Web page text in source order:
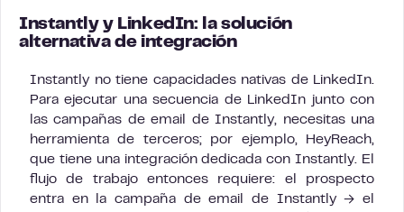
Instantly y LinkedIn: la solución
alternativa de integración
Instantly no tiene capacidades nativas de LinkedIn.
Para ejecutar una secuencia de LinkedIn junto con
las campañas de email de Instantly, necesitas una
herramienta de terceros; por ejemplo, HeyReach,
que tiene una integración dedicada con Instantly. El
flujo de trabajo entonces requiere: el prospecto
entra en la campaña de email de Instantly → el